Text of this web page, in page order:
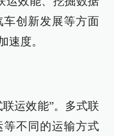
创新发展等方面
速度。
联运效能”。多式联
不同的运输方式